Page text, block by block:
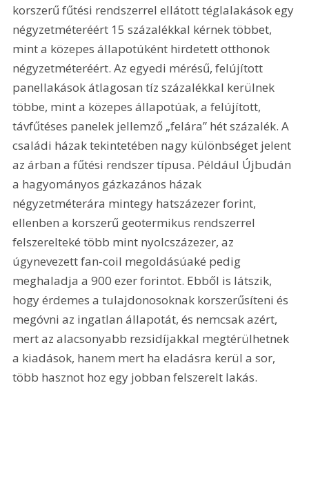
korszerű fűtési rendszerrel ellátott téglalakások egy
négyzetméteréért 15 százalékkal kérnek többet,
mint a közepes állapotúként hirdetett otthonok
négyzetméteréért. Az egyedi mérésű, felújított
panellakások átlagosan tíz százalékkal kerülnek
többe, mint a közepes állapotúak, a felújított,
távfűtéses panelek jellemző „felára” hét százalék. A
családi házak tekintetében nagy különbséget jelent
az árban a fűtési rendszer típusa. Például Újbudán
a hagyományos gázkazános házak
négyzetméterára mintegy hatszázezer forint,
ellenben a korszerű geotermikus rendszerrel
felszerelteké több mint nyolcszázezer, az
úgynevezett fan-coil megoldásúaké pedig
meghaladja a 900 ezer forintot. Ebből is látszik,
hogy érdemes a tulajdonosoknak korszerűsíteni és
megóvni az ingatlan állapotát, és nemcsak azért,
mert az alacsonyabb rezsidíjakkal megtérülhetnek
a kiadások, hanem mert ha eladásra kerül a sor,
több hasznot hoz egy jobban felszerelt lakás.